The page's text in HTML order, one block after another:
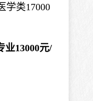
学类17000
业13000元/